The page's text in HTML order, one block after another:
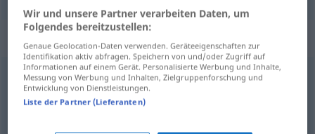
Beispielsätze für "loben"
j-n/etw in den höchsten Tönen loben
ponerpor las nubes a alg/a/c
Wir und unsere Partner verarbeiten Daten, um
Folgendes bereitzustellen:
Genaue Geolocation-Daten verwenden. Geräteeigenschaften zur
Identifikation aktiv abfragen. Speichern von und/oder Zugriff auf
Informationen auf einem Gerät. Personalisierte Werbung und Inhalte,
Messung von Werbung und Inhalten, Zielgruppenforschung und
Entwicklung von Dienstleistungen.
Liste der Partner (Lieferanten)